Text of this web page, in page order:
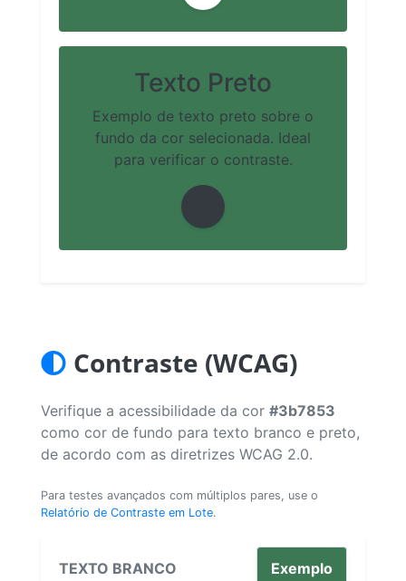
Texto Preto
Exemplo de texto preto sobre o
fundo da cor selecionada. Ideal
para verificar o contraste.
Contraste (WCAG)
Verifique a acessibilidade da cor #3b7853
como cor de fundo para texto branco e preto,
de acordo com as diretrizes WCAG 2.0.
Para testes avançados com múltiplos pares, use o
Relatório de Contraste em Lote.
TEXTO BRANCO Exemplo